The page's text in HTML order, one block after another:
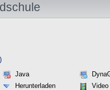
Java
Herunterladen Video